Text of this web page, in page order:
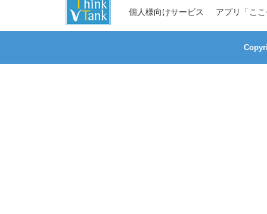
個人様向けサービス
アプリ「こ